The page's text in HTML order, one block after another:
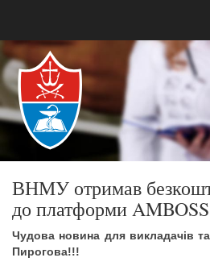
ВНМУ отримав
до платформи AMBOSS
Чудова новина для викладачів
Пирогова!!!